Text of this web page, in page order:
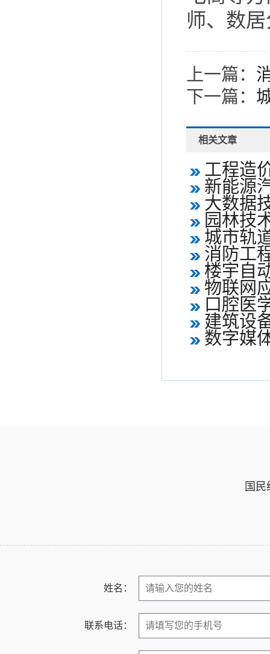
师、数
上一篇：
下一篇：
相关文章
工程造
新能源
大数据
园林技
城市轨
消防工
楼宇自
物联网
口腔医
建筑设
数字媒
国
姓名：
联系电话：